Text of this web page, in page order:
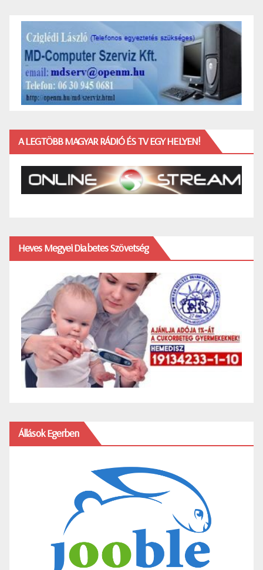
A LEGTÖBB MAGYAR RÁDIÓ ÉS TV EGY HELYEN!
Heves Megyei Diabetes Szövetség
Állások Egerben